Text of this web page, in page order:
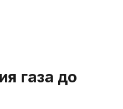
газа до